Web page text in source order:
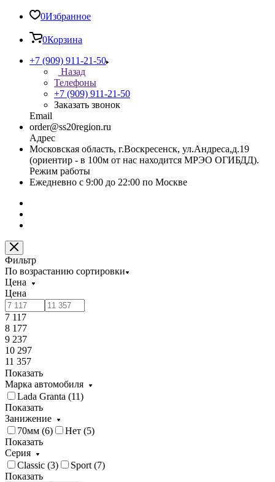
0Избранное
0Корзина
+7 (909) 911-21-50
Назад
Телефоны
+7 (909) 911-21-50
Заказать звонок
Email
order@ss20region.ru
Адрес
Московская область, г.Воскресенск, ул.Андреса,д.19
(ориентир - в 100м от нас находится МРЭО ОГИБДД).
Режим работы
Ежедневно с 9:00 до 22:00 по Москве
Фильтр
По возрастанию сортировки
Цена
Цена
7 117
8 177
9 237
10 297
11 357
Показать
Марка автомобиля
Lada Granta (11)
Показать
Занижение
70мм (6) Нет (5)
Показать
Серия
Classic (3) Sport (7)
Показать